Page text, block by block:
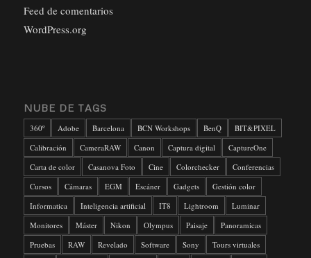
Feed de comentarios
WordPress.org
NUBE DE TAGS
360º Adobe Barcelona BCN Workshops BenQ
BIT&PIXEL
Calibración
CameraRAW Canon Captura digital
CaptureOne
Carta de color
Casanova Foto Cine Colorchecker
Conferencias
Cursos
Cámaras EGM Escáner Gadgets
Gestión color
Informatica
Inteligencia artificial IT8 Lightroom
Luminar
Monitores
Máster Nikon Olympus Paisaje
Panoramicas
Pruebas
RAW Revelado Software Sony
Tours virtuales